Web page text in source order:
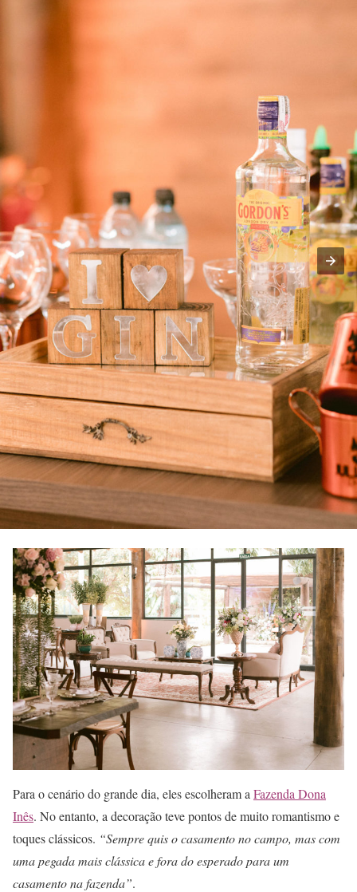
Para o cenário do grande dia, eles escolheram a Fazenda Dona
Inês. No entanto, a decoração teve pontos de muito romantismo e
toques clássicos. “Sempre quis o casamento no campo, mas com
uma pegada mais clássica e fora do esperado para um
casamento na fazenda”.